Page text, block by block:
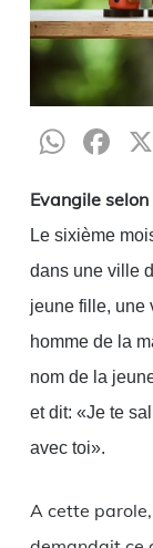
Evangile
Le sixième
dans une ville
jeune fille, une
homme de la
nom de la
et dit: «Je te
avec toi».
A cette